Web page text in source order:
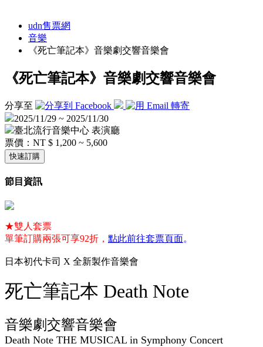
udn售票網
音樂
《死亡筆記本》音樂劇交響音樂會
《死亡筆記本》音樂劇交響音樂會
分享至
2025/11/29 ~ 2025/11/30
臺北流行音樂中心 表演廳
票價： NT $ 1,200 ~ 5,600
快速訂購
節目資訊
★雙人套票
單筆訂購兩張可享92折， 點此前往套票頁面。
日本初代卡司 X 全新製作音樂會
死亡筆記本 Death Note
音樂劇交響音樂會
Death Note THE MUSICAL in Symphony Concert